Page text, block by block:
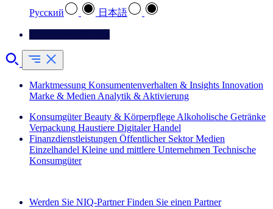
Pусский
日本語
Marktmessung Konsumentenverhalten & Insights Innovation
Marke & Medien Analytik & Aktivierung
Konsumgüter Beauty & Körperpflege Alkoholische Getränke
Verpackung Haustiere Digitaler Handel
Finanzdienstleistungen Öffentlicher Sektor Medien
Einzelhandel Kleine und mittlere Unternehmen Technische
Konsumgüter
Werden Sie NIQ-Partner Finden Sie einen Partner